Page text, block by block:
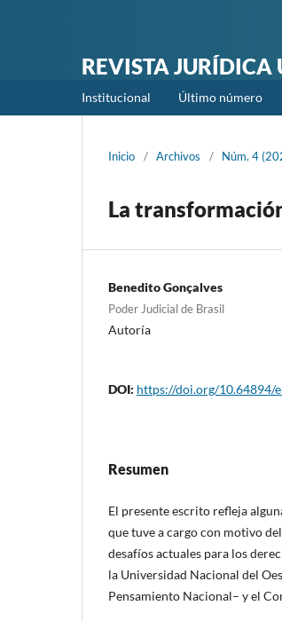
REVISTA JURÍDICA
Institucional Último número
Inicio / Archivos / Núm. 4
La
Benedito Gonçalves
Poder Judicial de Brasil
Autoría
DOI: https://doi.org/10.64894/
Resumen
El presente escrito refleja
que tuve a cargo con motivo
desafíos actuales para los
la Universidad Nacional del
Pensamiento Nacional– y el